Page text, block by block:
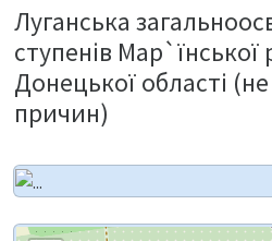
Луганська
ступенів Мар`їнської
Донецької області
причин)